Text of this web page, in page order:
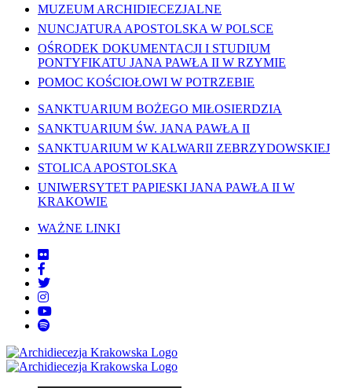
MUZEUM ARCHIDIECEZJALNE
NUNCJATURA APOSTOLSKA W POLSCE
OŚRODEK DOKUMENTACJI I STUDIUM
PONTYFIKATU JANA PAWŁA II W RZYMIE
POMOC KOŚCIOŁOWI W POTRZEBIE
SANKTUARIUM BOŻEGO MIŁOSIERDZIA
SANKTUARIUM ŚW. JANA PAWŁA II
SANKTUARIUM W KALWARII ZEBRZYDOWSKIEJ
STOLICA APOSTOLSKA
UNIWERSYTET PAPIESKI JANA PAWŁA II W
KRAKOWIE
WAŻNE LINKI